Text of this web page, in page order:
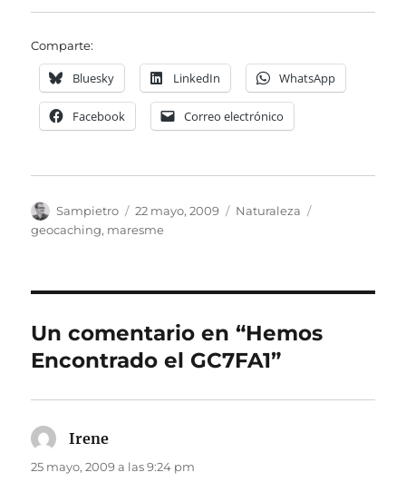
Comparte:
Bluesky LinkedIn WhatsApp
Facebook Correo electrónico
Autor
Sampietro
Publicado
el
22 mayo, 2009 Categorías
Naturaleza
geocaching, maresme
Un comentario en “Hemos
Encontrado el GC7FA1”
Irene
25 mayo, 2009 a las 9:24 pm